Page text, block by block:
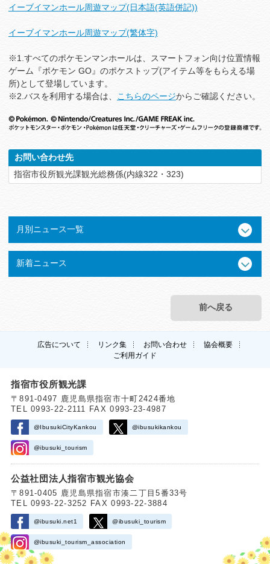
イーブイマンホール周遊マップ(日本語(英語併記))
イーブイマンホール周遊マップ(繁体字)
※1.すべてのポケモンマンホールは、スマートフォン向け位置情報
ゲーム『ポケモン GO』のポケストップ(アイテム等をもらえる場
所)として登場しています。
※2.バスを利用する場合は、
こちらのページからご確認ください。
お問い合わせ先
指宿市役所観光課観光総務係(内線322・323)
月別ニュース一覧
新着ニュース
前へ戻る
広告について リンク集 お問い合わせ
協会概要
ご利用ガイド
指宿市役所観光課
〒891-0497 鹿児島県指宿市十町2424番地
TEL 0993-22-2111 FAX 0993-23-4987
@IbusukiCityKankou @ibusukikankou
@ibusuki_tourism
公益社団法人指宿市観光協会
〒891-0405 鹿児島県指宿市湊二丁目5番33号
TEL 0993-22-3252 FAX 0993-22-3884
@ibusuki.net1 @ibusuki_tourism
@ibusuki_tourism_association